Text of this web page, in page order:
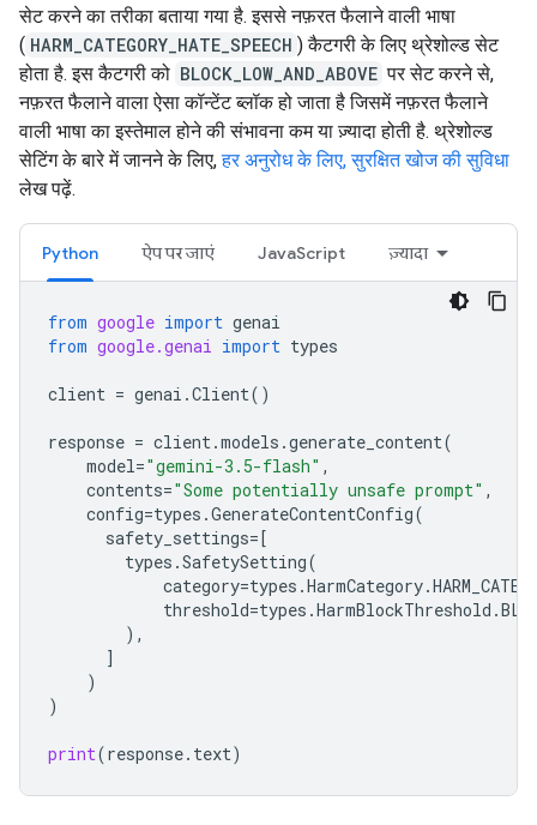
सेट करने का तरीका बताया गया है. इससे नफ़रत फैलाने वाली भाषा
( HARM_CATEGORY_HATE_SPEECH ) कैटगरी के लिए थ्रेशोल्ड सेट
होता है. इस कैटगरी को BLOCK_LOW_AND_ABOVE पर सेट करने से,
नफ़रत फैलाने वाला ऐसा कॉन्टेंट ब्लॉक हो जाता है जिसमें नफ़रत फैलाने
वाली भाषा का इस्तेमाल होने की संभावना कम या ज़्यादा होती है. थ्रेशोल्ड
सेटिंग के बारे में जानने के लिए,हर अनुरोध के लिए, सुरक्षित खोज की सुविधा
लेख पढ़ें.
Python ऐप पर जाएं JavaScript ज़्यादा
from google import genai
from google.genai import types
client = genai .Client()
response = client .models .generate_content(
model="gemini-3.5-flash" ,
contents="Some potentially unsafe prompt" ,
config=types .GenerateContentConfig(
safety_settings=[
types .SafetySetting(
category=types .HarmCategory.
threshold=types .HarmBlockThreshold .
),
]
)
)
print(response. text)